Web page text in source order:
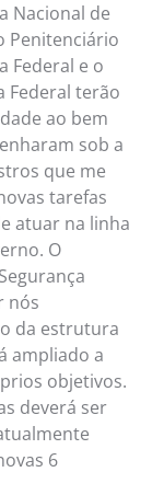
Nacional de
Penitenciário
Federal e o
Federal terão
ao bem
sob a
que me
tarefas
atuar na linha
O
nós
da estrutura
ampliado a
objetivos.
deverá ser
6